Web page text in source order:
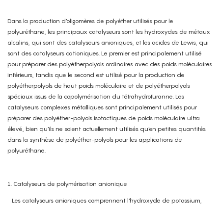
Dans la production d'oligomères de polyéther utilisés pour le
polyuréthane, les principaux catalyseurs sont les hydroxydes de métaux
alcalins, qui sont des catalyseurs anioniques, et les acides de Lewis, qui
sont des catalyseurs cationiques. Le premier est principalement utilisé
pour préparer des polyétherpolyols ordinaires avec des poids moléculaires
inférieurs, tandis que le second est utilisé pour la production de
polyétherpolyols de haut poids moléculaire et de polyétherpolyols
spéciaux issus de la copolymérisation du tétrahydrofuranne. Les
catalyseurs complexes métalliques sont principalement utilisés pour
préparer des polyéther-polyols isotactiques de poids moléculaire ultra
élevé, bien qu'ils ne soient actuellement utilisés qu'en petites quantités
dans la synthèse de polyéther-polyols pour les applications de
polyuréthane.
1. Catalyseurs de polymérisation anionique
Les catalyseurs anioniques comprennent l'hydroxyde de potassium,